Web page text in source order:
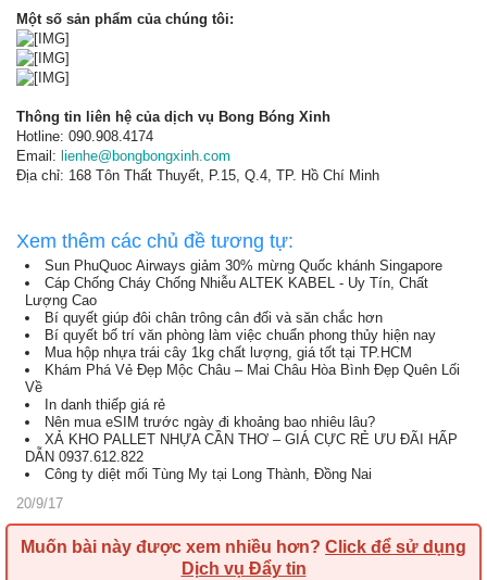
Một số sản phẩm của chúng tôi:
Thông tin liên hệ của dịch vụ Bong Bóng Xinh
Hotline: 090.908.4174
Email: lienhe@bongbongxinh.com
Địa chỉ: 168 Tôn Thất Thuyết, P.15, Q.4, TP. Hồ Chí Minh
Xem thêm các chủ đề tương tự:
Sun PhuQuoc Airways giảm 30% mừng Quốc khánh Singapore
Cáp Chống Cháy Chống Nhiễu ALTEK KABEL - Uy Tín, Chất
Lượng Cao
Bí quyết giúp đôi chân trông cân đối và săn chắc hơn
Bí quyết bố trí văn phòng làm việc chuẩn phong thủy hiện nay
Mua hộp nhựa trái cây 1kg chất lượng, giá tốt tại TP.HCM
Khám Phá Vẻ Đẹp Mộc Châu – Mai Châu Hòa Bình Đẹp Quên Lối
Về
In danh thiếp giá rẻ
Nên mua eSIM trước ngày đi khoảng bao nhiêu lâu?
XẢ KHO PALLET NHỰA CẦN THƠ – GIÁ CỰC RẺ ƯU ĐÃI HẤP
DẪN 0937.612.822
Công ty diệt mối Tùng My tại Long Thành, Đồng Nai
20/9/17
Muốn bài này được xem nhiều hơn? Click để sử dụng
Dịch vụ Đẩy tin